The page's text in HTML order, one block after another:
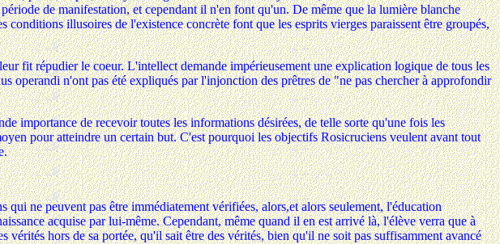
de manifestation, et cependant il n'en font qu'un. De même que la lumière blanche
illusoires de l'existence concrète font que les esprits vierges paraissent être groupés,
fit répudier le coeur. L'intellect demande impérieusement une explication logique de tous les
operandi n'ont pas été expliqués par l'injonction des prêtres de "ne pas chercher à approfondir
importance de recevoir toutes les informations désirées, de telle sorte qu'une fois les
pour atteindre un certain but. C'est pourquoi les objectifs Rosicruciens veulent avant tout
ne peuvent pas être immédiatement vérifiées, alors,et alors seulement, l'éducation
acquise par lui-même. Cependant, même quand il en est arrivé là, l'élève verra que à
hors de sa portée, qu'il sait être des vérités, bien qu'il ne soit pas suffisamment avancé